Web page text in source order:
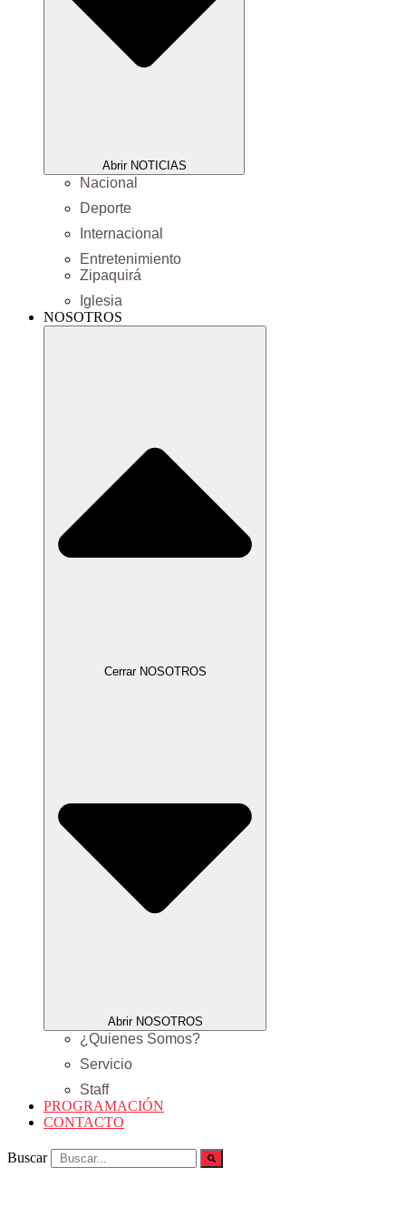
Abrir NOTICIAS
Nacional
Deporte
Internacional
Entretenimiento
Zipaquirá
Iglesia
NOSOTROS
Cerrar NOSOTROS
Abrir NOSOTROS
¿Quienes Somos?
Servicio
Staff
PROGRAMACIÓN
CONTACTO
Buscar